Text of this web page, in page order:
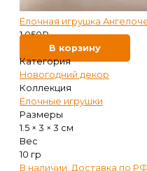
Ёлочная игрушка
1 050₽
В корзину
Категория
Новогодний декор
Коллекция
Ёлочные игрушки
Размеры
1.5 × 3 × 3 см
Вес
10 гр
В наличии. Доставка по